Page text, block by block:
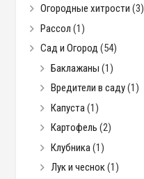
Огородные хитрости (3)
Рассол (1)
Сад и Огород (54)
Баклажаны (1)
Вредители в саду(1)
Капуста(1)
Картофель (2)
Клубника(1)
Лук и чеснок(1)